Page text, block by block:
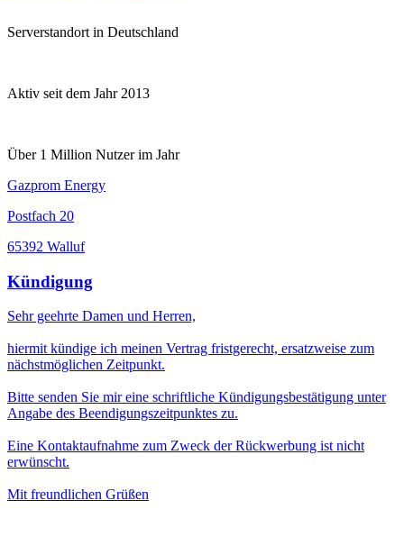
Serverstandort in Deutschland
Aktiv seit dem Jahr 2013
Über 1 Million Nutzer im Jahr
Gazprom Energy
Postfach 20
65392 Walluf
Kündigung
Sehr geehrte Damen und Herren,
hiermit kündige ich meinen Vertrag fristgerecht, ersatzweise zum
nächstmöglichen Zeitpunkt.
Bitte senden Sie mir eine schriftliche Kündigungsbestätigung unter
Angabe des Beendigungszeitpunktes zu.
Eine Kontaktaufnahme zum Zweck der Rückwerbung ist nicht
erwünscht.
Mit freundlichen Grüßen